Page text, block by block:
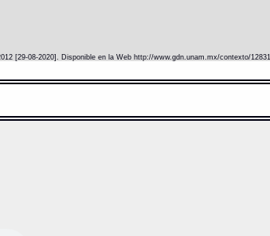
[29-08-2020]. Disponible en la Web http://www.gdn.unam.mx/contexto/12831